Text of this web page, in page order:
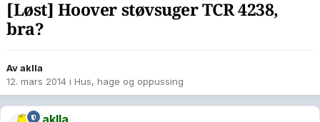
[Løst] Hoover støvsuger TCR 4238,
bra?
Avaklla
12. mars 2014 i Hus, hage og oppussing